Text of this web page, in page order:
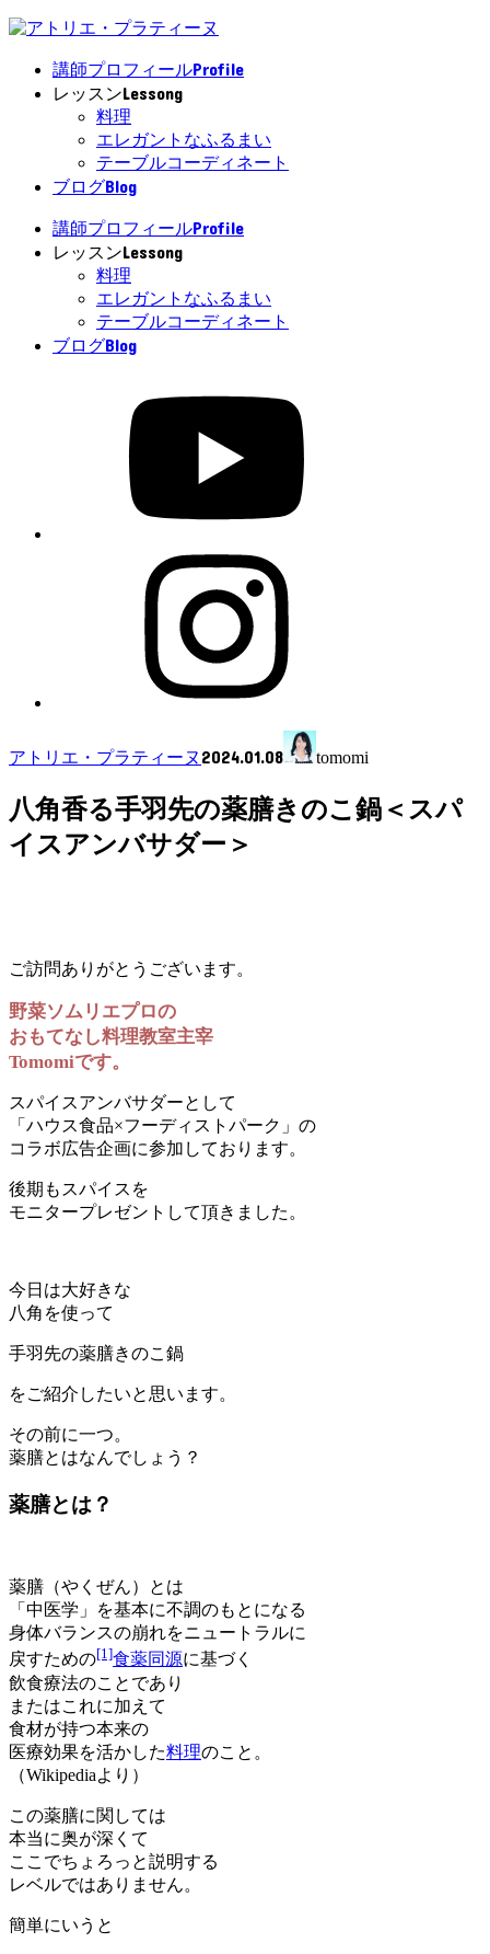
講師プロフィールProfile
レッスンLessong
料理
エレガントなふるまい
テーブルコーディネート
ブログBlog
講師プロフィールProfile
レッスンLessong
料理
エレガントなふるまい
テーブルコーディネート
ブログBlog
アトリエ・プラティーヌ 2024.01.08 tomomi
八角香る手羽先の薬膳きのこ鍋＜スパ
イスアンバサダー＞
ご訪問ありがとうございます。
野菜ソムリエプロの
おもてなし料理教室主宰
Tomomiです。
スパイスアンバサダーとして
「ハウス食品×フーディストパーク」の
コラボ広告企画に参加しております。
後期もスパイスを
モニタープレゼントして頂きました。
今日は大好きな
八角を使って
手羽先の薬膳きのこ鍋
をご紹介したいと思います。
その前に一つ。
薬膳とはなんでしょう？
薬膳とは？
薬膳（やくぜん）とは
「中医学」を基本に不調のもとになる
身体バランスの崩れをニュートラルに
戻すための[1]食薬同源に基づく
飲食療法のことであり
またはこれに加えて
食材が持つ本来の
医療効果を活かした料理のこと。
（Wikipediaより）
この薬膳に関しては
本当に奥が深くて
ここでちょろっと説明する
レベルではありません。
簡単にいうと